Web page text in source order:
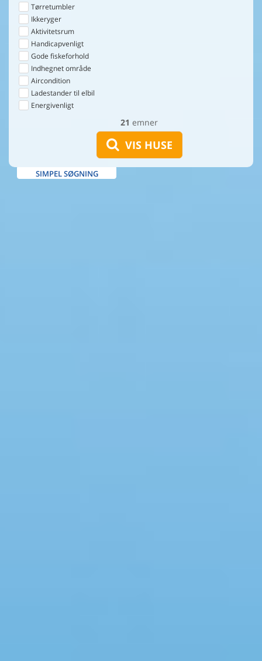
21 emner
VIS HUSE
Tørretumbler
Ikkeryger
Aktivitetsrum
Handicapvenligt
Gode fiskeforhold
Indhegnet område
Aircondition
Ladestander til elbil
Energivenligt
SIMPEL SØGNING